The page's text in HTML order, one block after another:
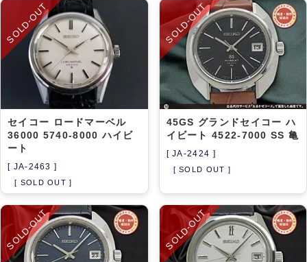
SOLD-OUT
セイコー ロードマーベル
36000 5740-8000 ハイビ
ート
[ JA-2463 ]
[ SOLD OUT ]
SOLD-OUT
45GS グランドセイコー ハ
イビート 4522-7000 SS 亀
[ JA-2424 ]
[ SOLD OUT ]
SOLD-OUT SOLD-OUT